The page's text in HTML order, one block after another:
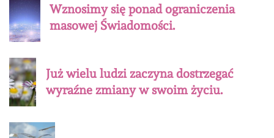
Wznosimy się ponad ograniczenia
masowej Świadomości.
Już wielu ludzi zaczyna dostrzegać
wyraźne zmiany w swoim życiu.